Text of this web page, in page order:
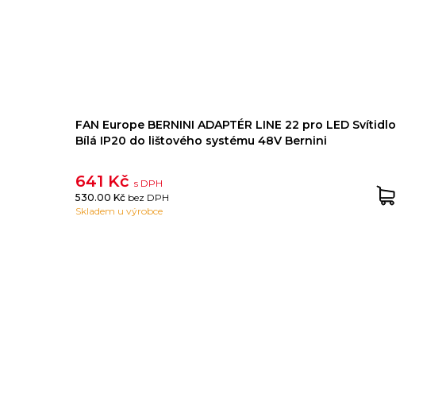
FAN Europe BERNINI ADAPTÉR LINE 22 pro LED Svítidlo
Bílá IP20 do lištového systému 48V Bernini
641 Kč s DPH
530.00 Kč bez DPH
Skladem u výrobce